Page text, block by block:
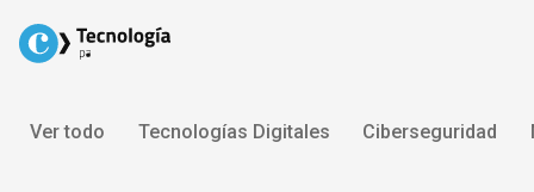
content
Ver todo Tecnologías Digitales Ciberseguridad